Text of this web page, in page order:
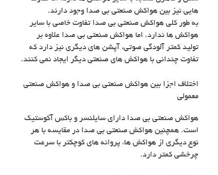
هایی نیز بین هواکش صنعتی بی صدا وجود دارند.
به طور کلی هواکش صنعتی بی صدا تفاوت خاصی با سایر
هواکش ها ندارد. اما هواکش صنعتی بی صدا علاوه بر
تولید کمتر آلودگی صوتی، آپشن های دیگری نیز دارد که
تفاوت چندانی با هواکش های صنعتی دیگر ایجاد نمی کنند.
اختلاف اجزا بین هواکش صنعتی بی صدا و هواکش صنعتی
معمولی
هواکش صنعتی بی صدا دارای سایلنسر و باکس آکوستیک
است. همچنین هواکش صنعتی بی صدا در مقایسه با هر
نوع دیگری از هواکش ها، پروانه های کوچکتر با سرعت
چرخشی کمتر دارد.